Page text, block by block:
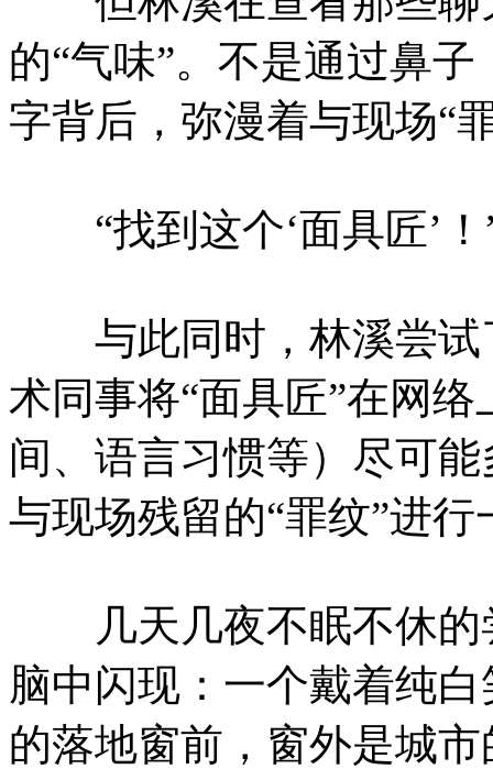
的“气味”。不是通过鼻
字背后，弥漫着与现场“
“找到这个‘面具匠’！
与此同时，林溪尝试
术同事将“面具匠”在网
间、语言习惯等）尽可
与现场残留的“罪纹”进
几天几夜不眠不休的
脑中闪现：一个戴着纯
的落地窗前，窗外是城